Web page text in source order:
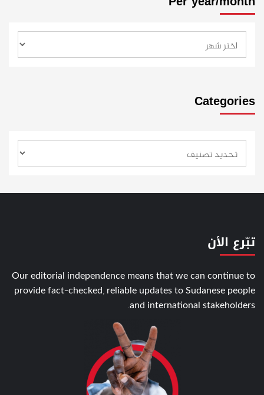
Categories
تبّرع الأن
Our editorial independence means that we can continue to
provide fact-checked, reliable updates to Sudanese people
and international stakeholders.